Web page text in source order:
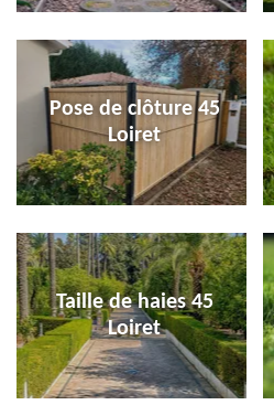
Pose de clôture 45
Loiret
Taille de haies 45
Loiret